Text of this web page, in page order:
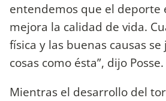
entendemos que el deporte
mejora la calidad de vida.
física y las buenas causas
cosas como ésta”, dijo Posse.
Mientras el desarrollo del